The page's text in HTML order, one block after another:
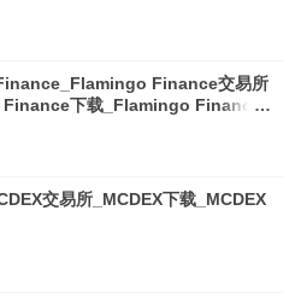
Finance交易所
Finance下载_Flamingo Finance
交易所_MCDEX下载_MCDEX